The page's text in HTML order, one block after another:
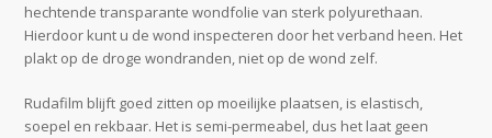
hechtende transparante wondfolie van sterk polyurethaan.
Hierdoor kunt u de wond inspecteren door het verband heen. Het
plakt op de droge wondranden, niet op de wond zelf.
Rudafilm blijft goed zitten op moeilijke plaatsen, is elastisch,
soepel en rekbaar. Het is semi-permeabel, dus het laat geen